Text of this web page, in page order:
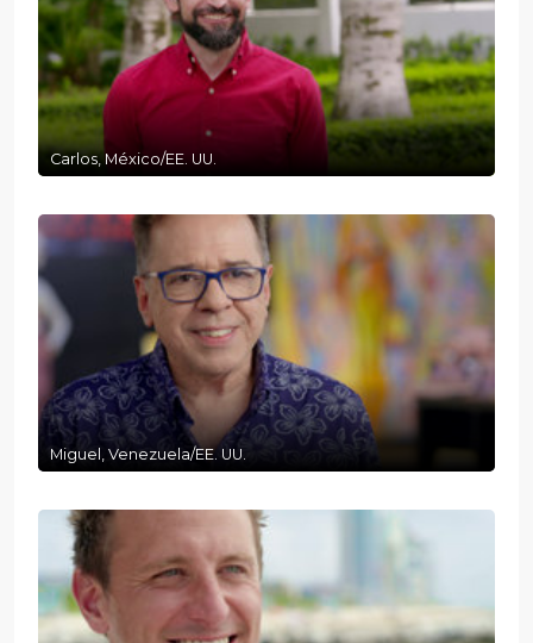
Carlos, México/EE. UU.
Miguel, Venezuela/EE. UU.